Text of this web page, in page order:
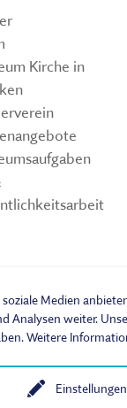
Kirche in
Medien
Analysen weiter.
Weitere